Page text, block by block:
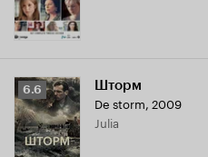
Рейтинг
Кинопоиска
6.6
6.6 Шторм
De storm, 2009
Julia